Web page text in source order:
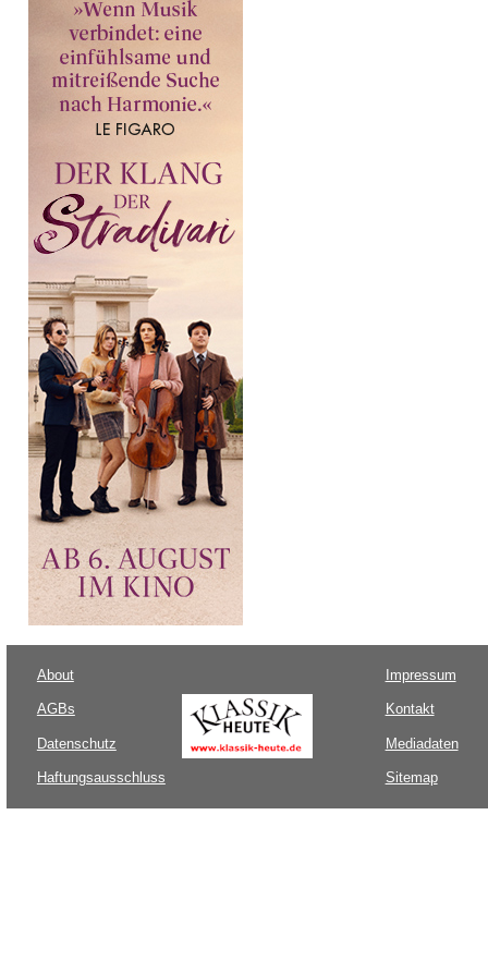
About
AGBs
Datenschutz
Haftungsausschluss
Impressum
Kontakt
Mediadaten
Sitemap